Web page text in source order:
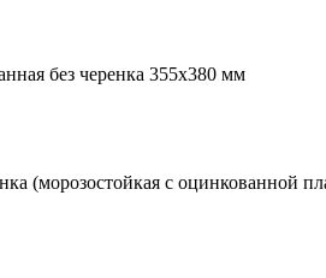
без черенка 355х380 мм
(морозостойкая с оцинкованной